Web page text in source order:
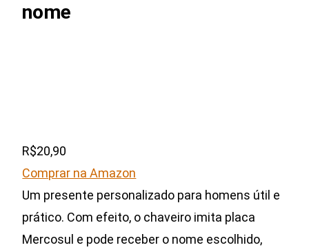
nome
R$20,90
Comprar na Amazon
Um presente personalizado para homens útil e
prático. Com efeito, o chaveiro imita placa
Mercosul e pode receber o nome escolhido,